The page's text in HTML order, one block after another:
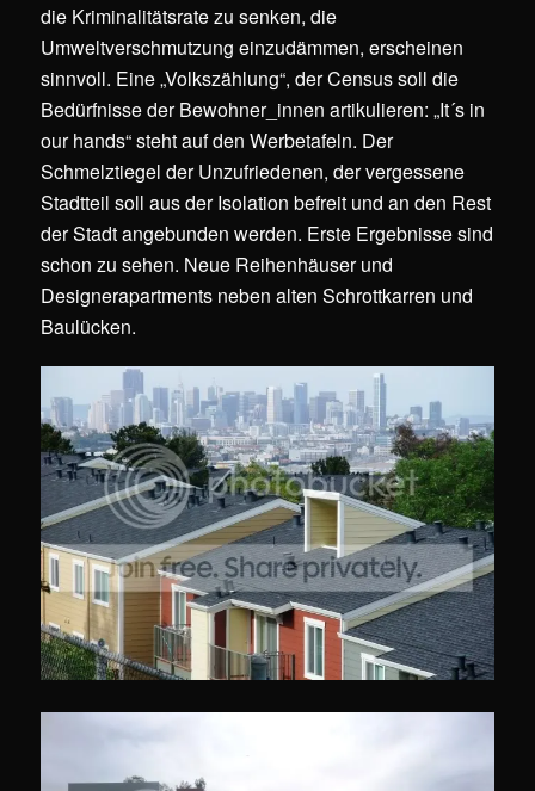
die Kriminalitätsrate zu senken, die
Umweltverschmutzung einzudämmen, erscheinen
sinnvoll. Eine „Volkszählung“, der Census soll die
Bedürfnisse der Bewohner_innen artikulieren: „It´s in
our hands“ steht auf den Werbetafeln. Der
Schmelztiegel der Unzufriedenen, der vergessene
Stadtteil soll aus der Isolation befreit und an den Rest
der Stadt angebunden werden. Erste Ergebnisse sind
schon zu sehen. Neue Reihenhäuser und
Designerapartments neben alten Schrottkarren und
Baulücken.